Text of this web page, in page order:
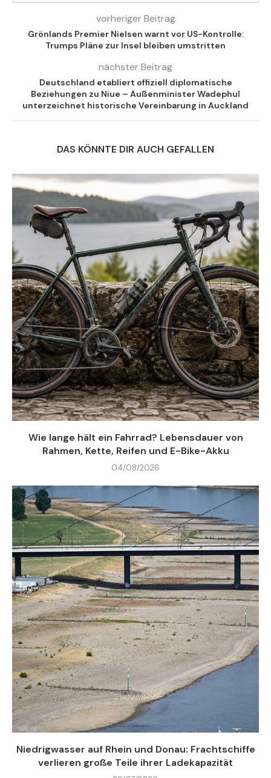
vorheriger Beitrag
Grönlands Premier Nielsen warnt vor US-Kontrolle:
Trumps Pläne zur Insel bleiben umstritten
nächster Beitrag
Deutschland etabliert offiziell diplomatische
Beziehungen zu Niue – Außenminister Wadephul
unterzeichnet historische Vereinbarung in Auckland
DAS KÖNNTE DIR AUCH GEFALLEN
Wie lange hält ein Fahrrad? Lebensdauer von
Rahmen, Kette, Reifen und E-Bike-Akku
04/08/2026
Niedrigwasser auf Rhein und Donau: Frachtschiffe
verlieren große Teile ihrer Ladekapazität